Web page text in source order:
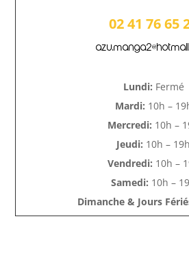
02 41 76 65
Lundi: Fermé
Mardi: 10h –
Mercredi: 10h –
Jeudi: 10h – 19h
Vendredi: 10h –
Samedi: 10h –
Dimanche & Jours